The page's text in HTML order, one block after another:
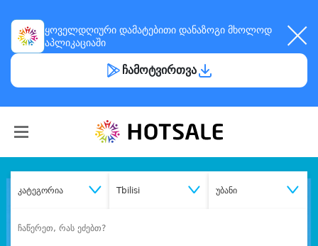
ყოველდღიური დამატებითი დანაზოგი მხოლოდ
აპლიკაციაში
ჩამოტვირთვა
კატეგორია Tbilisi უბანი